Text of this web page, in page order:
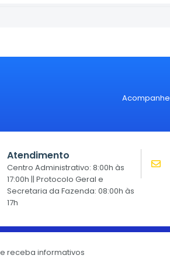
receba informativos
Acompanhe
Atendimento
Centro Administrativo: 8:00h às
17:00h || Protocolo Geral e
Secretaria da Fazenda: 08:00h às
17h